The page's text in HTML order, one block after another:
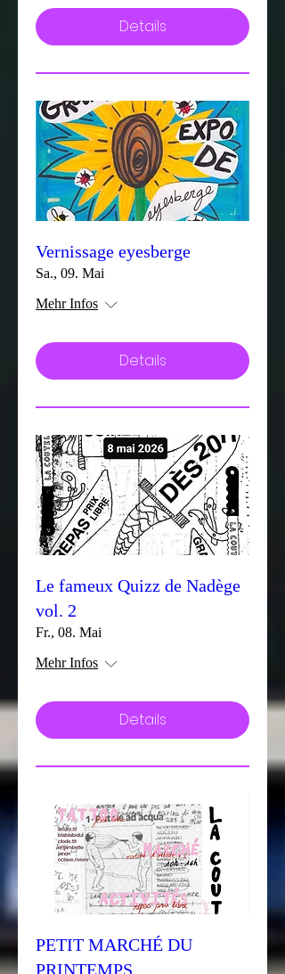
Details
Vernissage eyesberge
Sa., 09. Mai
Mehr Infos
Details
Le fameux Quizz de Nadège
vol. 2
Fr., 08. Mai
Mehr Infos
Details
PETIT MARCHÉ DU
PRINTEMPS